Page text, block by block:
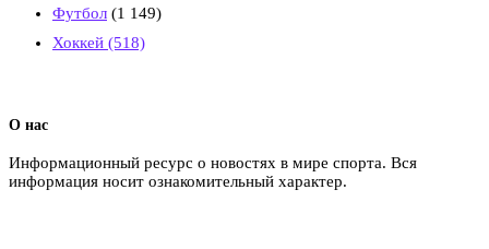
Футбол (1 149)
Хоккей (518)
О нас
Информационный ресурс о новостях в мире спорта. Вся
информация носит ознакомительный характер.